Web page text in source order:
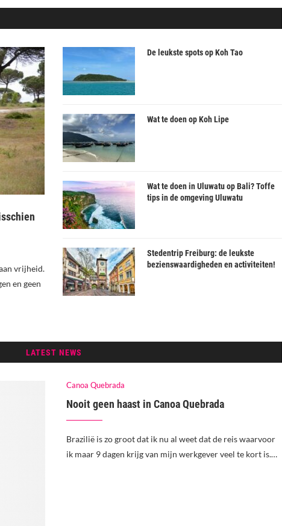
vrijheid.
en geen
De leukste spots op Koh Tao
Wat te doen op Koh Lipe
Wat te doen in Uluwatu op Bali? Toffe
tips in de omgeving Uluwatu
Stedentrip Freiburg: de leukste
bezienswaardigheden en activiteiten!
LATEST NEWS
Canoa Quebrada
Nooit geen haast in Canoa Quebrada
Brazilië is zo groot dat ik nu al weet dat de reis waarvoor
ik maar 9 dagen krijg van mijn werkgever veel te kort is.…